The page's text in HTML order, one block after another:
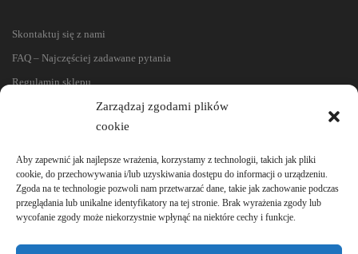
Zarządzaj zgodami plików
cookie
Aby zapewnić jak najlepsze wrażenia, korzystamy z technologii, takich jak pliki
cookie, do przechowywania i/lub uzyskiwania dostępu do informacji o urządzeniu.
Zgoda na te technologie pozwoli nam przetwarzać dane, takie jak zachowanie podczas
przeglądania lub unikalne identyfikatory na tej stronie. Brak wyrażenia zgody lub
wycofanie zgody może niekorzystnie wpłynąć na niektóre cechy i funkcje.
Skontaktuj się z nami
FAQ – Najczęściej zadawane pytania
Regulamin sklepu
Reklamacje i zwroty
Polityka prywatności